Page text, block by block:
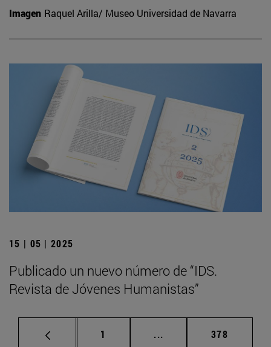
Imagen Raquel Arilla/ Museo Universidad de Navarra
15 | 05 | 2025
Publicado un nuevo número de “IDS.
Revista de Jóvenes Humanistas”
Página
1 ... Páginas intermedias
Página
378